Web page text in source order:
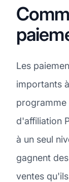
Les
importants
d'affiliation
à un seul
gagnent
ventes